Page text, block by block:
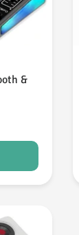
&